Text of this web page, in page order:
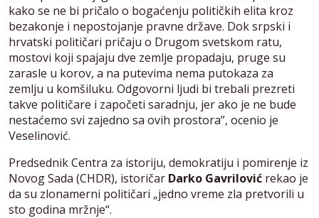
kako se ne bi pričalo o bogaćenju političkih elita kroz
bezakonje i nepostojanje pravne države. Dok srpski i
hrvatski političari pričaju o Drugom svetskom ratu,
mostovi koji spajaju dve zemlje propadaju, pruge su
zarasle u korov, a na putevima nema putokaza za
zemlju u komšiluku. Odgovorni ljudi bi trebali prezreti
takve političare i započeti saradnju, jer ako je ne bude
nestaćemo svi zajedno sa ovih prostora”, ocenio je
Veselinović.
Predsednik Centra za istoriju, demokratiju i pomirenje iz
Novog Sada (CHDR), istoričar Darko Gavrilović rekao je
da su zlonamerni političari „jedno vreme zla pretvorili u
sto godina mržnje“.